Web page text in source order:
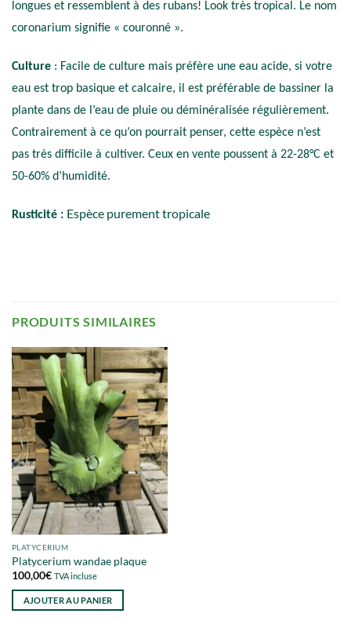
longues et ressemblent à des rubans! Look très tropical. Le nom
coronarium signifie « couronné ».
Culture : Facile de culture mais préfère une eau acide, si votre
eau est trop basique et calcaire, il est préférable de bassiner la
plante dans de l’eau de pluie ou déminéralisée régulièrement.
Contrairement à ce qu’on pourrait penser, cette espèce n’est
pas très difficile à cultiver. Ceux en vente poussent à 22-28°C et
50-60% d’humidité.
Rusticité : Espèce purement tropicale
PRODUITS SIMILAIRES
PLATYCERIUM
Platycerium wandae plaque
100,00€ TVA incluse
AJOUTER AU PANIER